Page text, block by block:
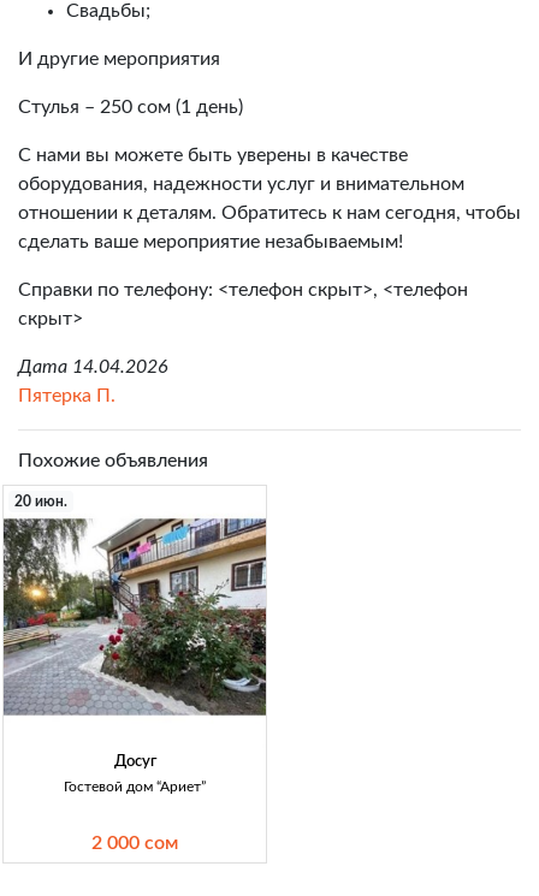
Свадьбы;
И другие мероприятия
Стулья – 250 сом (1 день)
С нами вы можете быть уверены в качестве
оборудования, надежности услуг и внимательном
отношении к деталям. Обратитесь к нам сегодня, чтобы
сделать ваше мероприятие незабываемым!
Справки по телефону: <телефон скрыт>, <телефон
скрыт>
Дата 14.04.2026
Пятерка П.
Похожие объявления
20 июн.
Досуг
Гостевой дом “Ариет”
2 000 сом